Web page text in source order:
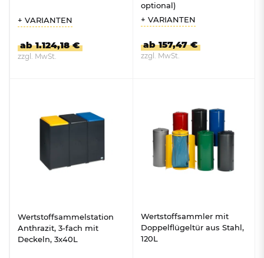
+ VARIANTEN
ab 1.124,18 €
zzgl. MwSt.
optional)
+ VARIANTEN
ab 157,47 €
zzgl. MwSt.
Wertstoffsammelstation
Anthrazit, 3-fach mit
Deckeln, 3x40L
Wertstoffsammler mit
Doppelflügeltür aus Stahl,
120L